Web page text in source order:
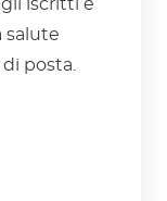
iscritti e
salute
posta.